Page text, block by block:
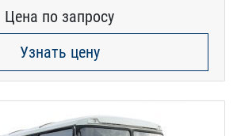
Цена по запросу
Узнать цену